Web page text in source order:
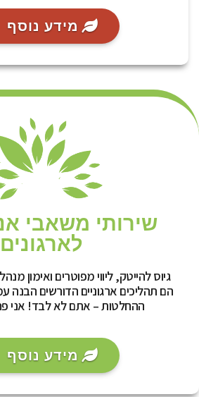
מידע נוסף
שירותי משאבי
לארגונים
גיוס להייטק, ליווי מפוטרים ואימון
הם תהליכים ארגוניים הדורשים הבנה
ההחלטות – אתם לא לבד! אני פה
מידע נוסף